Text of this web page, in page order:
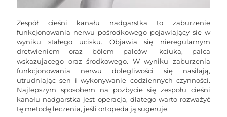
Zespół cieśni kanału nadgarstka to zaburzenie
funkcjonowania nerwu pośrodkowego pojawiający się w
wyniku stałego ucisku. Objawia się nieregularnym
drętwieniem oraz bólem palców- kciuka, palca
wskazującego oraz środkowego. W wyniku zaburzenia
funkcjonowania nerwu dolegliwości się nasilają,
utrudniając sen i wykonywanie codziennych czynności.
Najlepszym sposobem na pozbycie się zespołu cieśni
kanału nadgarstka jest operacja, dlatego warto rozważyć
tę metodę leczenia, jeśli ortopeda ją sugeruje.